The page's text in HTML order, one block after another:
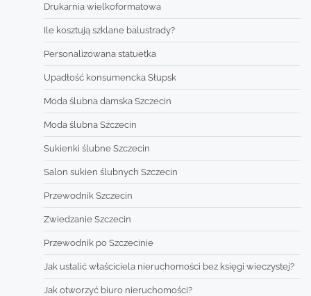
Drukarnia wielkoformatowa
Ile kosztują szklane balustrady?
Personalizowana statuetka
Upadłość konsumencka Słupsk
Moda ślubna damska Szczecin
Moda ślubna Szczecin
Sukienki ślubne Szczecin
Salon sukien ślubnych Szczecin
Przewodnik Szczecin
Zwiedzanie Szczecin
Przewodnik po Szczecinie
Jak ustalić właściciela nieruchomości bez księgi wieczystej?
Jak otworzyć biuro nieruchomości?